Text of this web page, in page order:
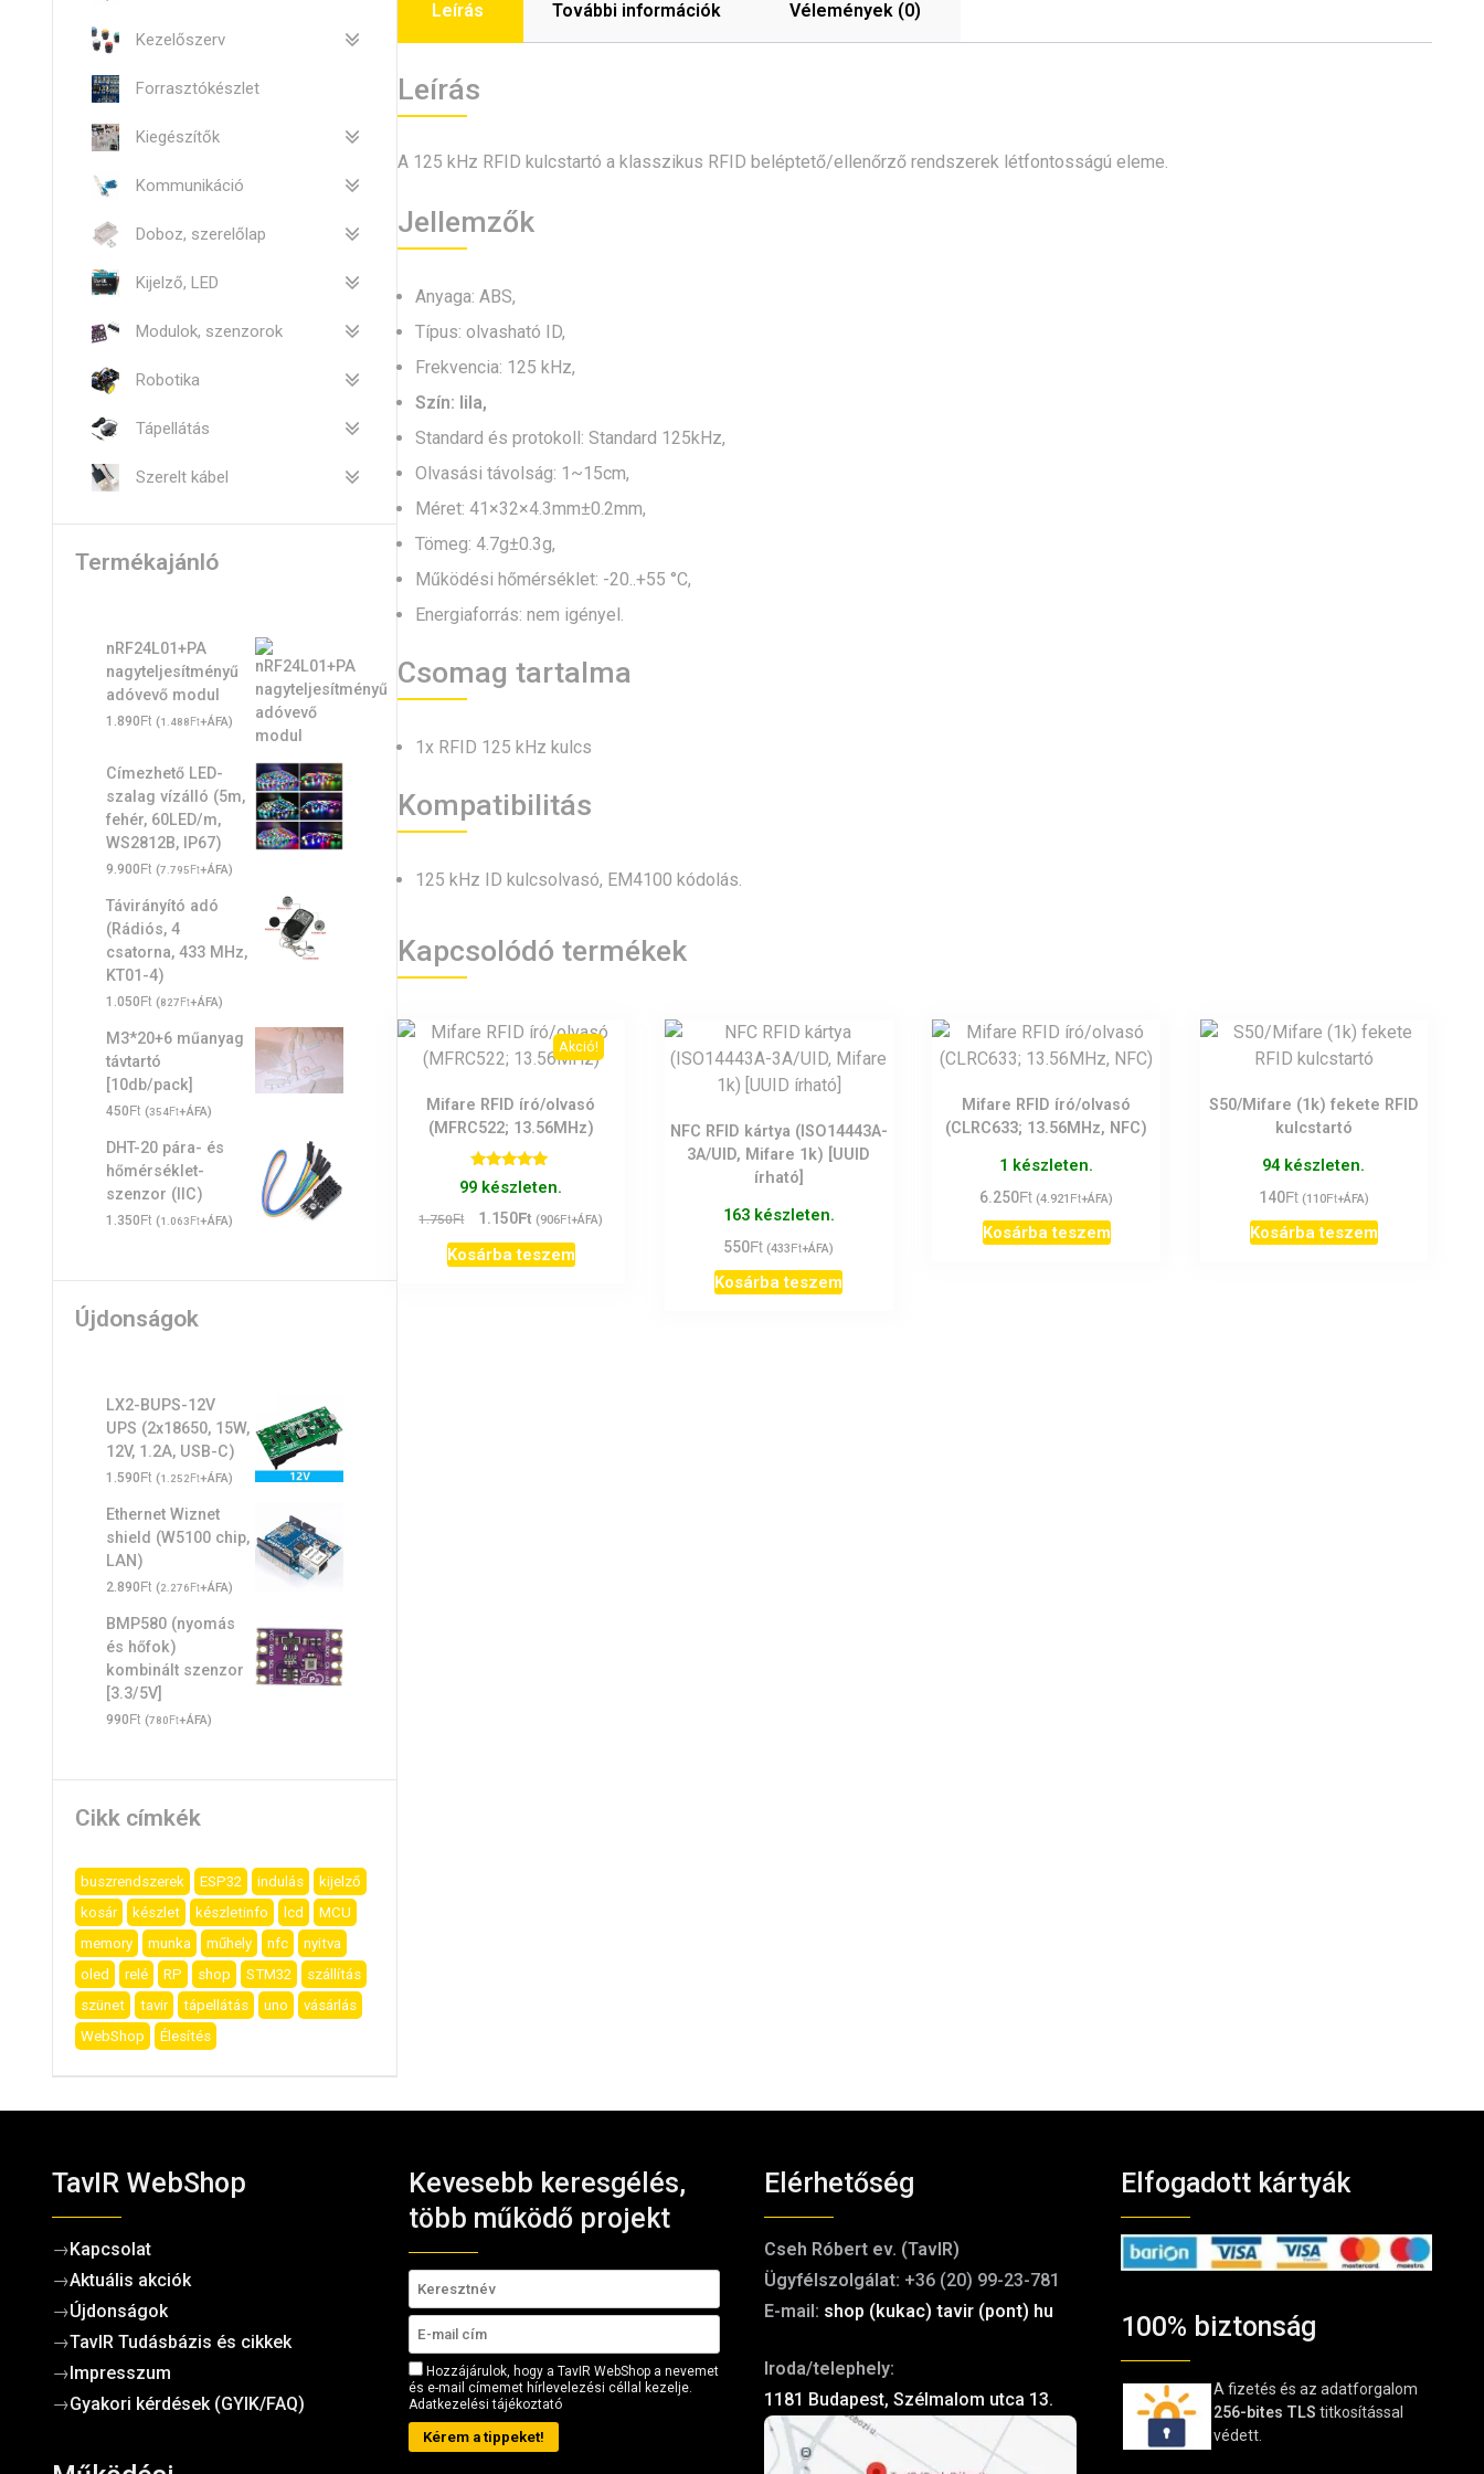
Leírás További információk Vélemények (0)
Leírás
A 125 kHz RFID kulcstartó a klasszikus RFID beléptető/ellenőrző rendszerek létfontosságú eleme.
Jellemzők
Anyaga: ABS,
Típus: olvasható ID,
Frekvencia: 125 kHz,
Szín: lila,
Standard és protokoll: Standard 125kHz,
Olvasási távolság: 1~15cm,
Méret: 41×32×4.3mm±0.2mm,
Tömeg: 4.7g±0.3g,
Működési hőmérséklet: -20..+55 °C,
Energiaforrás: nem igényel.
Csomag tartalma
1x RFID 125 kHz kulcs
Kompatibilitás
125 kHz ID kulcsolvasó, EM4100 kódolás.
Kapcsolódó termékek
Akció!
Mifare RFID író/olvasó
(MFRC522; 13.56MHz)
Értékelés:
5.00
/ 5
99 készleten.
1.750Ft
Original
price
was:
1.150Ft Current
price
is:
(906Ft+ÁFA)
Kosárba teszem
NFC RFID kártya (ISO14443A-
3A/UID, Mifare 1k) [UUID
írható]
163 készleten.
550Ft (433Ft+ÁFA)
Kosárba teszem
Mifare RFID író/olvasó
(CLRC633; 13.56MHz, NFC)
1 készleten.
6.250Ft (4.921 Ft+ÁFA)
Kosárba teszem
S50/Mifare (1k) fekete RFID
kulcstartó
94 készleten.
140Ft (110Ft+ÁFA)
Kosárba teszem
Kezelőszerv
Forrasztókészlet
Kiegészítők
Kommunikáció
Doboz, szerelőlap
Kijelző, LED
Modulok, szenzorok
Robotika
Tápellátás
Szerelt kábel
Termékajánló
nRF24L01+PA
nagyteljesítményű
adóvevő modul
1.890Ft (1.488Ft+ÁFA)
Címezhető LED-
szalag vízálló (5m,
fehér, 60LED/m,
WS2812B, IP67)
9.900Ft (7.795Ft+ÁFA)
Távirányító adó
(Rádiós, 4
csatorna, 433 MHz,
KT01-4)
1.050Ft (827Ft+ÁFA)
M3*20+6 műanyag
távtartó
[10db/pack]
450Ft (354Ft+ÁFA)
DHT-20 pára- és
hőmérséklet-
szenzor (IIC)
1.350Ft (1.063Ft+ÁFA)
Újdonságok
LX2-BUPS-12V
UPS (2x18650, 15W,
12V, 1.2A, USB-C)
1.590Ft (1.252Ft+ÁFA)
Ethernet Wiznet
shield (W5100 chip,
LAN)
2.890Ft (2.276Ft+ÁFA)
BMP580 (nyomás
és hőfok)
kombinált szenzor
[3.3/5V]
990Ft (780Ft+ÁFA)
Cikk címkék
buszrendszerek ESP32 indulás
kijelző
kosár
készlet készletinfo lcd
MCU
memory
munka műhely nfc
nyitva
oled
relé RP shop STM32
szállítás
szünet
tavir tápellátás uno
vásárlás
WebShop
Élesítés
TavIR WebShop
→Kapcsolat
→Aktuális akciók
→Újdonságok
→TavIR Tudásbázis és cikkek
→ Impresszum
→Gyakori kérdések (GYIK/FAQ)
Kevesebb keresgélés,
több működő projekt
Hozzájárulok, hogy a TavIR WebShop a nevemet
és e-mail címemet hírlevelezési céllal kezelje.
Adatkezelési tájékoztató
Kérem a tippeket!
Elérhetőség
Cseh Róbert ev. (TavIR)
Ügyfélszolgálat: +36 (20) 99-23-781
E-mail: shop (kukac) tavir (pont) hu
Iroda/telephely:
1181 Budapest, Szélmalom utca 13.
Elfogadott kártyák
100% biztonság
A fizetés és az adatforgalom
256-bites TLS titkosítással
védett.